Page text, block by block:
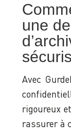
une
Avec
rigoureux
rassurer à